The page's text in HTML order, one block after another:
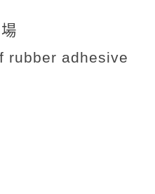
rubber adhesive